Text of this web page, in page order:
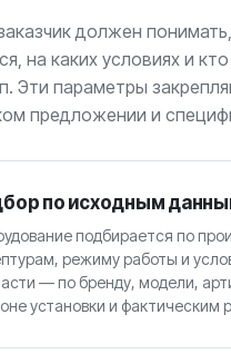
должен
на каких условиях и
Эти параметры
предложении и
по исходным
подбирается по
режиму работы и
— по бренду, модели,
установки и фактическим